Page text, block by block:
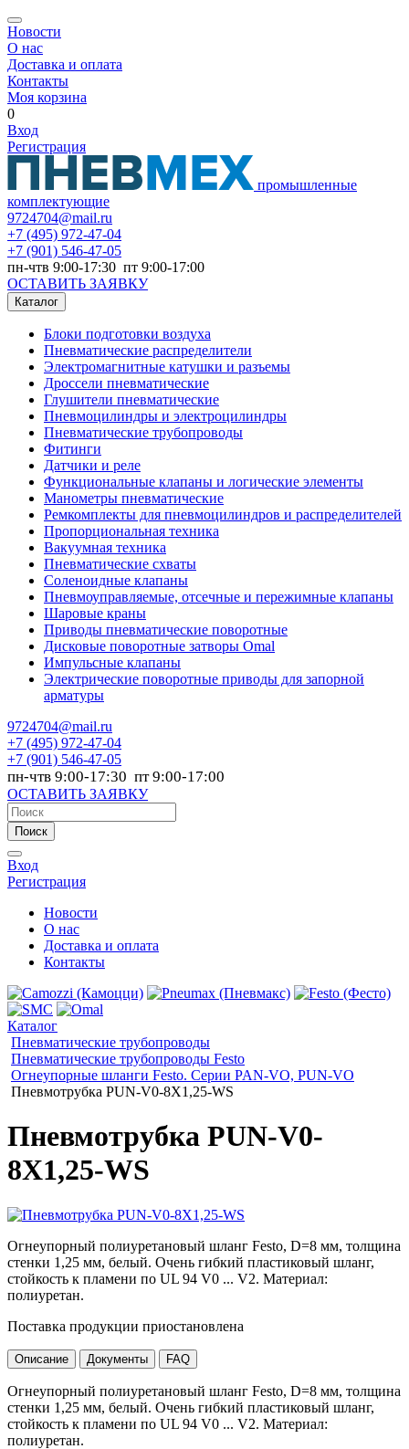
Новости
О нас
Доставка и оплата
Контакты
Моя корзина
0
Вход
Регистрация
промышленные
комплектующие
9724704@mail.ru
+7 (495) 972-47-04
+7 (901) 546-47-05
пн-чтв 9:00-17:30 пт 9:00-17:00
ОСТАВИТЬ ЗАЯВКУ
Каталог
Блоки подготовки воздуха
Пневматические распределители
Электромагнитные катушки и разъемы
Дроссели пневматические
Глушители пневматические
Пневмоцилиндры и электроцилиндры
Пневматические трубопроводы
Фитинги
Датчики и реле
Функциональные клапаны и логические элементы
Манометры пневматические
Ремкомплекты для пневмоцилиндров и распределителей
Пропорциональная техника
Вакуумная техника
Пневматические схваты
Соленоидные клапаны
Пневмоуправляемые, отсечные и пережимные клапаны
Шаровые краны
Приводы пневматические поворотные
Дисковые поворотные затворы Omal
Импульсные клапаны
Электрические поворотные приводы для запорной
арматуры
9724704@mail.ru
+7 (495) 972-47-04
+7 (901) 546-47-05
пн-чтв 9:00-17:30 пт 9:00-17:00
ОСТАВИТЬ ЗАЯВКУ
Поиск
Вход
Регистрация
Новости
О нас
Доставка и оплата
Контакты
Каталог
Пневматические трубопроводы
Пневматические трубопроводы Festo
Огнеупорные шланги Festo. Серии PAN-VO, PUN-VO
Пневмотрубка PUN-V0-8X1,25-WS
Пневмотрубка PUN-V0-
8X1,25-WS
Огнеупорный полиуретановый шланг Festo, D=8 мм, толщина
стенки 1,25 мм, белый. Очень гибкий пластиковый шланг,
стойкость к пламени по UL 94 V0 ... V2. Материал:
полиуретан.
Поставка продукции приостановлена
Описание Документы FAQ
Огнеупорный полиуретановый шланг Festo, D=8 мм, толщина
стенки 1,25 мм, белый. Очень гибкий пластиковый шланг,
стойкость к пламени по UL 94 V0 ... V2. Материал:
полиуретан.